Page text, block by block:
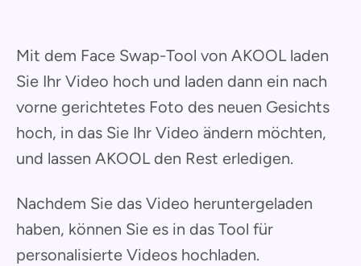
Mit dem Face Swap-Tool von AKOOL laden
Sie Ihr Video hoch und laden dann ein nach
vorne gerichtetes Foto des neuen Gesichts
hoch, in das Sie Ihr Video ändern möchten,
und lassen AKOOL den Rest erledigen.
Nachdem Sie das Video heruntergeladen
haben, können Sie es in das Tool für
personalisierte Videos hochladen.